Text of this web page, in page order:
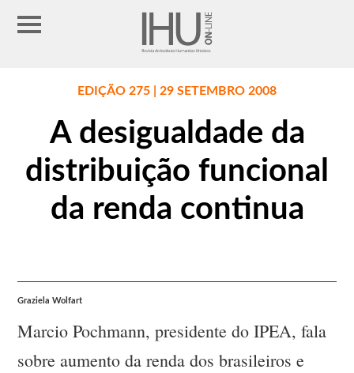
EDIÇÃO 275 | 29 SETEMBRO 2008
A desigualdade da
distribuição funcional
da renda continua
Graziela Wolfart
Marcio Pochmann, presidente do IPEA, fala
sobre aumento da renda dos brasileiros e